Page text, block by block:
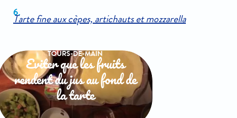
Tarte fine aux cèpes, artichauts et mozzarella
TOURS-DE-MAIN
Eviter que les fruits
rendent du jus au fond de
la tarte